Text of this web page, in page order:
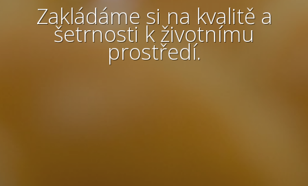
Zakládáme si na kvalitě a
šetrnosti k životnímu
prostředí.